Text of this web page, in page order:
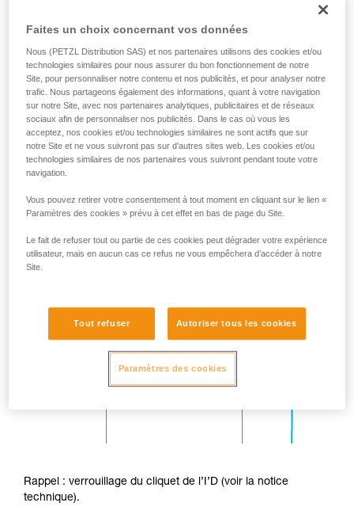
En cas d’urgence, l’utilisateur n’aura qu’à se connecter à
l’I’D pour pouvoir entamer sa descente.
Rappel : verrouillage du cliquet de l’I’D (voir la notice
technique).
Faites un choix concernant vos données
Nous (PETZL Distribution SAS) et nos partenaires utilisons des cookies et/ou
technologies similaires pour nous assurer du bon fonctionnement de notre
Site, pour personnaliser notre contenu et nos publicités, et pour analyser notre
trafic. Nous partageons également des informations, quant à votre navigation
sur notre Site, avec nos partenaires analytiques, publicitaires et de réseaux
sociaux afin de personnaliser nos publicités. Dans le cas où vous les
acceptez, nos cookies et/ou technologies similaires ne sont actifs que sur
notre Site et ne vous suivront pas sur d’autres sites web. Les cookies et/ou
technologies similaires de nos partenaires vous suivront pendant toute votre
navigation.
Vous pouvez retirer votre consentement à tout moment en cliquant sur le lien «
Paramètres des cookies » prévu à cet effet en bas de page du Site.
Le fait de refuser tout ou partie de ces cookies peut dégrader votre expérience
utilisateur, mais en aucun cas ce refus ne vous empêchera d’accéder à notre
Site.
Tout refuser Autoriser tous les cookies
Paramètres des cookies